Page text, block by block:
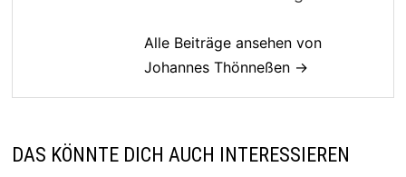
Alle Beiträge ansehen von
Johannes Thönneßen →
DAS KÖNNTE DICH AUCH INTERESSIEREN